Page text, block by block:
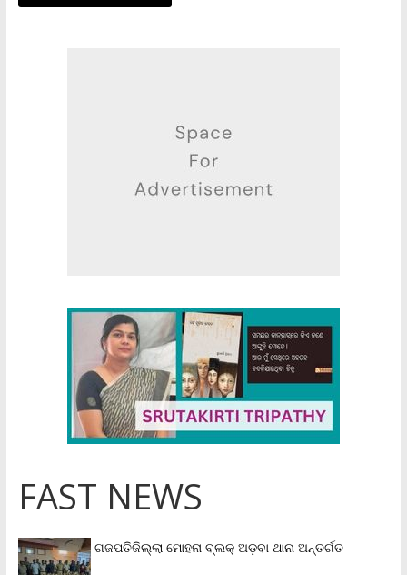
FAST NEWS
ଗଜପତିଜିଲ୍ଲା ମୋହନା ବ୍ଲକ୍‌ ଅଡ଼ବା ଥାନା ଅନ୍ତର୍ଗତ